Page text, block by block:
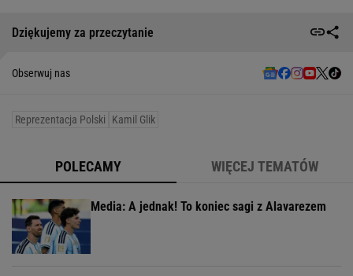
Dziękujemy za przeczytanie
Obserwuj nas
Reprezentacja Polski Kamil Glik
POLECAMY WIĘCEJ TEMATÓW
Media: A jednak! To koniec sagi z Alavarezem